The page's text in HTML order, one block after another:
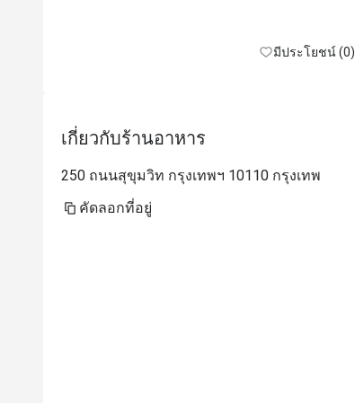
มีประโยชน์ (0)
เกี่ยวกับร้านอาหาร
250 ถนนสุขุมวิท กรุงเทพฯ 10110 กรุงเทพ
คัดลอกที่อยู่